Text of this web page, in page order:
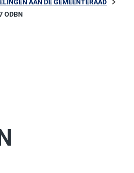
AAN DE GEMEENTERAAD
ODBN